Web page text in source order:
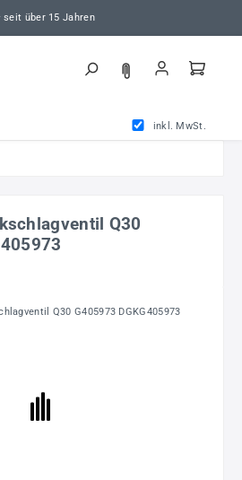
seit über 15 Jahren
inkl. MwSt.
Q30